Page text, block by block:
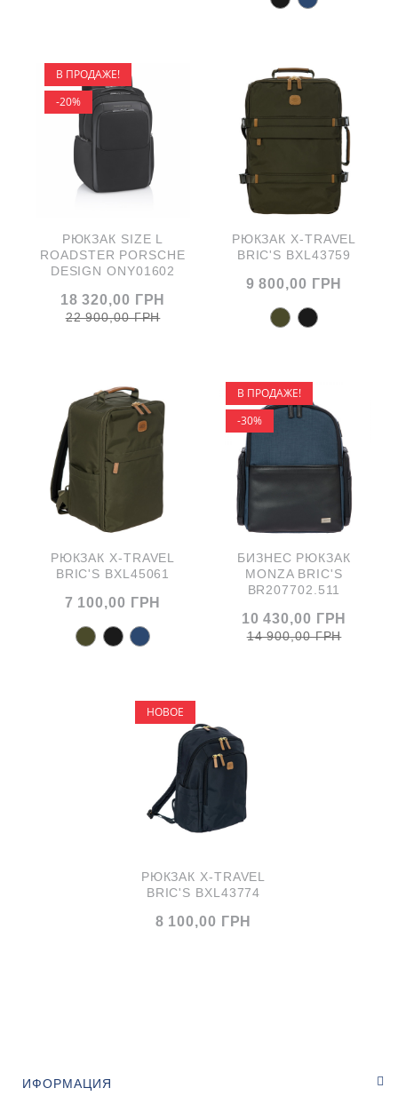
РЮКЗАК SIZE L
ROADSTER PORSCHE
DESIGN ONY01602
22 900,00 ГРН
18 320,00 ГРН
В ПРОДАЖЕ!
-20%
РЮКЗАК X-TRAVEL
BRIC'S BXL43759
9 800,00 ГРН
РЮКЗАК X-TRAVEL
BRIC'S BXL45061
7 100,00 ГРН
БИЗНЕС РЮКЗАК
MONZA BRIC'S
BR207702.511
14 900,00 ГРН
10 430,00 ГРН
В ПРОДАЖЕ!
-30%
РЮКЗАК X-TRAVEL
BRIC'S BXL43774
8 100,00 ГРН
НОВОЕ
ИФОРМАЦИЯ